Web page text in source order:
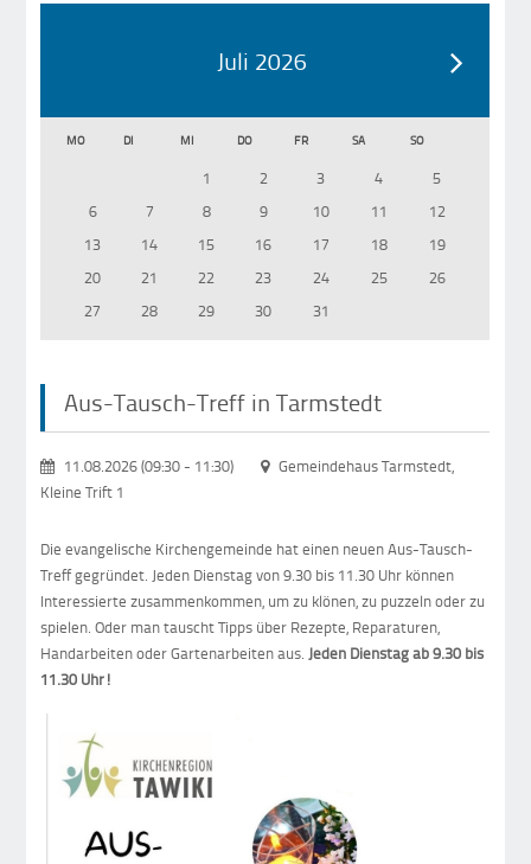
Juli 2026
MO DI MI DO FR SA SO
1 2 3 4
5
6
7 8 9 10 11
12
13
14 15 16 17 18
19
20
21 22 23 24 25
26
27
28 29 30 31
Aus-Tausch-Treff in Tarmstedt
11.08.2026 (09:30- 11:30)
Gemeindehaus Tarmstedt,
Kleine Trift 1
Die evangelische Kirchengemeinde hat einen neuen Aus-Tausch-
Treff gegründet. Jeden Dienstag von 9.30 bis 11.30 Uhr können
Interessierte zusammenkommen, um zu klönen, zu puzzeln oder zu
spielen. Oder man tauscht Tipps über Rezepte, Reparaturen,
Handarbeiten oder Gartenarbeiten aus.Jeden Dienstag ab 9.30 bis
11.30 Uhr!